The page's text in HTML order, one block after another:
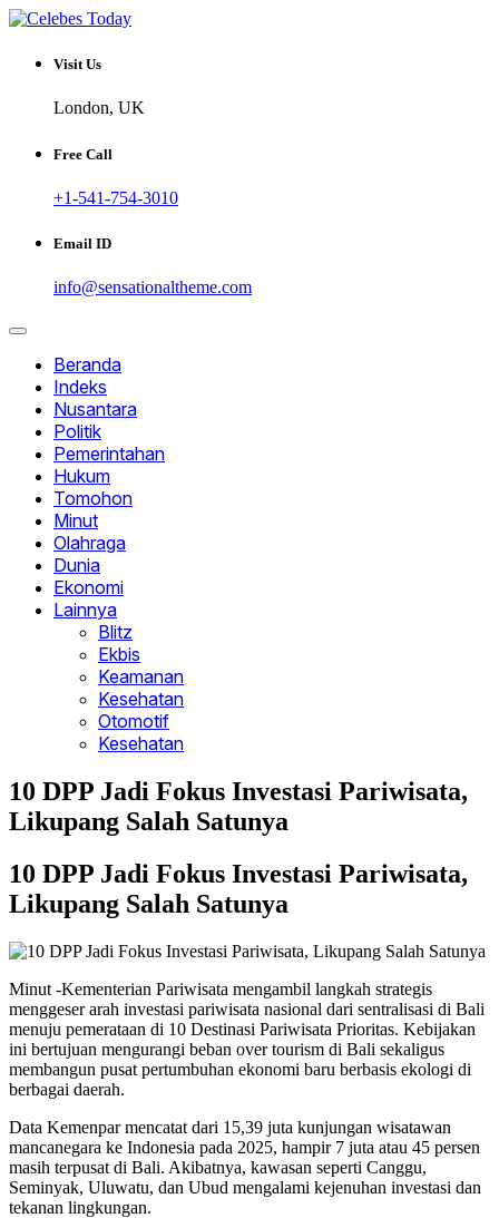
Skip
content
CELEBESTODAY.ID
Informatif dan Inspiratif
Visit Us
London, UK
Free Call
+1-541-754-3010
Email ID
info@sensationaltheme.com
Beranda
Indeks
Nusantara
Politik
Pemerintahan
Hukum
Tomohon
Minut
Olahraga
Dunia
Ekonomi
Lainnya
Blitz
Ekbis
Keamanan
Kesehatan
Otomotif
Kesehatan
10 DPP Jadi Fokus Investasi Pariwisata,
Likupang Salah Satunya
10 DPP Jadi Fokus Investasi Pariwisata,
Likupang Salah Satunya
Minut -Kementerian Pariwisata mengambil langkah strategis
menggeser arah investasi pariwisata nasional dari sentralisasi di Bali
menuju pemerataan di 10 Destinasi Pariwisata Prioritas. Kebijakan
ini bertujuan mengurangi beban over tourism di Bali sekaligus
membangun pusat pertumbuhan ekonomi baru berbasis ekologi di
berbagai daerah.
Data Kemenpar mencatat dari 15,39 juta kunjungan wisatawan
mancanegara ke Indonesia pada 2025, hampir 7 juta atau 45 persen
masih terpusat di Bali. Akibatnya, kawasan seperti Canggu,
Seminyak, Uluwatu, dan Ubud mengalami kejenuhan investasi dan
tekanan lingkungan.